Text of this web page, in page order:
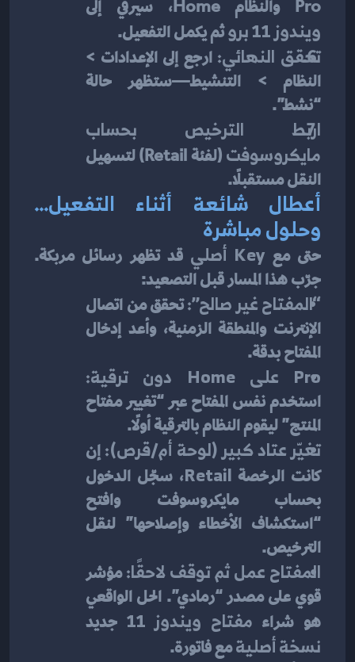
Pro والنظام Home، سيرقّي إلى
ويندوز 11 برو ثم يكمل التفعيل.
تحقق النهائي:
النظام > التنشيط—ستظهر حالة
“نشط”.
مايكروسوفت
النقل مستقبلًا.
وحلول مباشرة
حتى مع Key أصلي
جرّب هذا المسار قبل التصعيد:
“المفتاح غير صالح”:
المفتاح بدقة.
Pro على Home دون ترقية:
المنتج” ليقوم النظام بالترقية أولًا.
تغيّر عتاد كبير (لوحة أم/قرص):
كانت الرخصة Retail
الترخيص.
المفتاح عمل ثم توقف لاحقًا: مؤشر
هو شراء مفتاح ويندوز 11 جديد
نسخة أصلية مع فاتورة.